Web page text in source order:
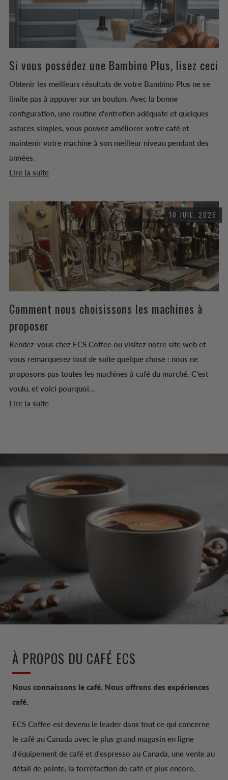
Si vous possédez une Bambino Plus, lisez ceci
Obtenir les meilleurs résultats de votre Bambino Plus ne se
limite pas à appuyer sur un bouton. Avec la bonne
configuration, une routine d'entretien adéquate et quelques
astuces simples, vous pouvez améliorer votre café et
maintenir votre machine à son meilleur niveau pendant des
années.
Lire la suite
10 JUIL. 2026
Comment nous choisissons les machines à
proposer
Rendez-vous chez ECS Coffee ou visitez notre site web et
vous remarquerez tout de suite quelque chose : nous ne
proposons pas toutes les machines à café du marché. C'est
voulu, et voici pourquoi...
Lire la suite
À PROPOS DU CAFÉ ECS
Nous connaissons le café. Nous offrons des expériences
café.
ECS Coffee est devenu le leader dans tout ce qui concerne
le café au Canada avec le plus grand magasin en ligne
d'équipement de café et d'espresso au Canada, une vente au
détail de pointe, la torréfaction de café et plus encore.